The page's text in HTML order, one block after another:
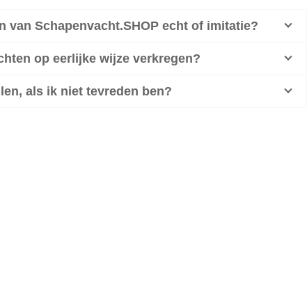
van Schapenvacht.SHOP echt of imitatie?
op eerlijke wijze verkregen?
als ik niet tevreden ben?